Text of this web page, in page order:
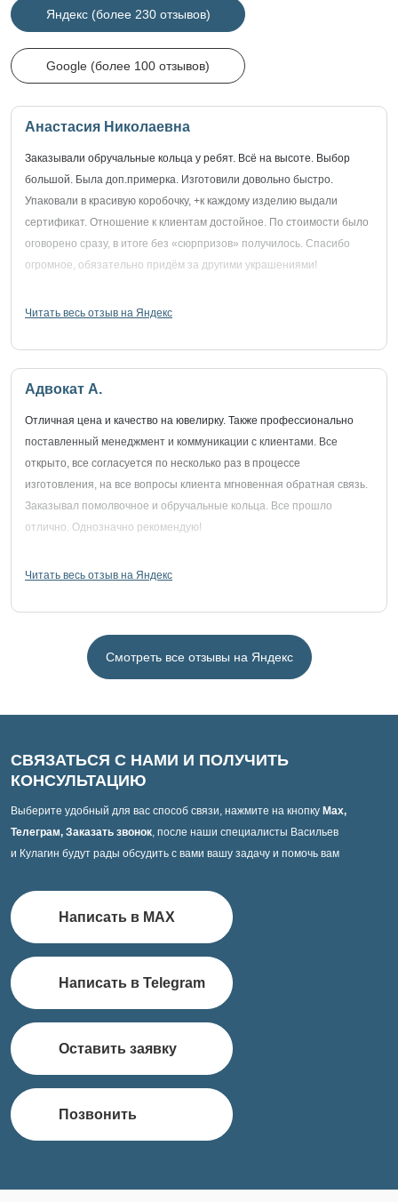
Яндекс (более 230 отзывов)
Google (более 100 отзывов)
Анастасия Николаевна
Заказывали обручальные кольца у ребят. Всё на высоте. Выбор
большой. Была доп.примерка. Изготовили довольно быстро.
Упаковали в красивую коробочку, +к каждому изделию выдали
сертификат. Отношение к клиентам достойное. По стоимости было
оговорено сразу, в итоге без «сюрпризов» получилось. Спасибо
огромное, обязательно придём за другими украшениями!
Читать весь отзыв на Яндекс
Адвокат А.
Отличная цена и качество на ювелирку. Также профессионально
поставленный менеджмент и коммуникации с клиентами. Все
открыто, все согласуется по несколько раз в процессе
изготовления, на все вопросы клиента мгновенная обратная связь.
Заказывал помолвочное и обручальные кольца. Все прошло
отлично. Однозначно рекомендую!
Читать весь отзыв на Яндекс
Смотреть все отзывы на Яндекс
СВЯЗАТЬСЯ С НАМИ И ПОЛУЧИТЬ
КОНСУЛЬТАЦИЮ
Выберите удобный для вас способ связи, нажмите на кнопку Max,
Телеграм, Заказать звонок, после наши специалисты Васильев
и Кулагин будут рады обсудить с вами вашу задачу и помочь вам
Написать в MAX
Написать в Telegram
Оставить заявку
Позвонить